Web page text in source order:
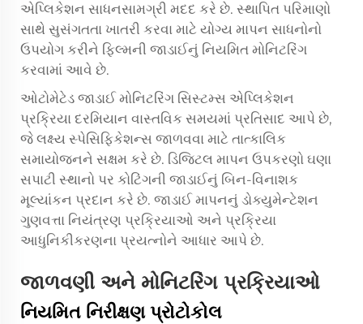
એપ્લિકેશન સાધનસામગ્રી મદદ કરે છે. સ્થાપિત પરિમાણો
સાથે સુસંગતતા ખાતરી કરવા માટે યોગ્ય માપન સાધનોનો
ઉપયોગ કરીને ફિલ્મની જાડાઈનું નિયમિત મોનિટરિંગ
કરવામાં આવે છે.
ઓટોમેટેડ જાડાઈ મોનિટરિંગ સિસ્ટમ્સ એપ્લિકેશન
પ્રક્રિયા દરમિયાન વાસ્તવિક સમયમાં પ્રતિસાદ આપે છે,
જે લક્ષ્ય સ્પેસિફિકેશન્સ જાળવવા માટે તાત્કાલિક
સમાયોજનને સક્ષમ કરે છે. ડિજિટલ માપન ઉપકરણો ઘણા
સપાટી સ્થાનો પર કોટિંગની જાડાઈનું બિન-વિનાશક
મૂલ્યાંકન પ્રદાન કરે છે. જાડાઈ માપનનું ડોક્યુમેન્ટેશન
ગુણવત્તા નિયંત્રણ પ્રક્રિયાઓ અને પ્રક્રિયા
આધુનિકીકરણના પ્રયત્નોને આધાર આપે છે.
જાળવણી અને મોનિટરિંગ પ્રક્રિયાઓ
નિયમિત નિરીક્ષણ પ્રોટોકોલ